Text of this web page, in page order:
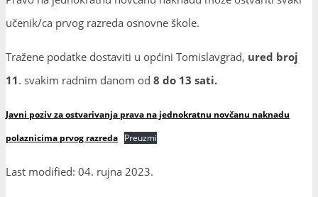
učenik/ca prvog razreda osnovne škole.
Tražene podatke dostaviti u općini Tomislavgrad, ured broj
11. svakim radnim danom od 8 do 13 sati.
Javni poziv za ostvarivanja prava na jednokratnu novčanu naknadu
polaznicima prvog razreda Preuzmi
Last modified: 04. rujna 2023.